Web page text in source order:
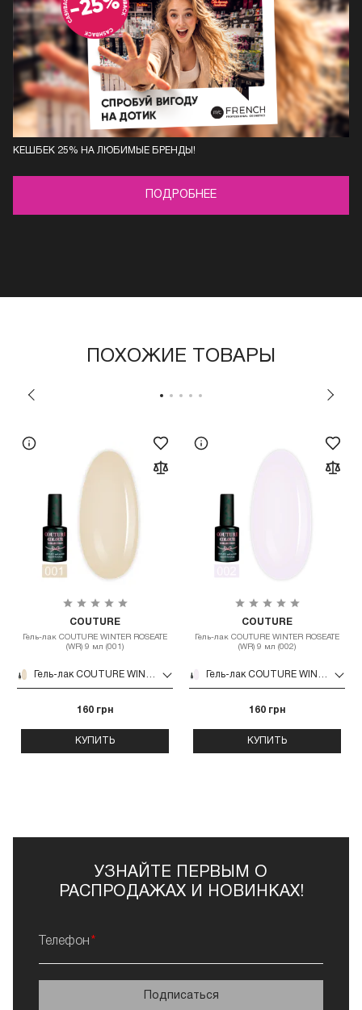
КЕШБЕК 25% НА ЛЮБИМЫЕ БРЕНДЫ!
ПОДРОБНЕЕ
ПОХОЖИЕ ТОВАРЫ
COUTURE
Гель-лак COUTURE WINTER ROSEATE
(WR) 9 мл (001)
160 грн
КУПИТЬ
COUTURE
Гель-лак COUTURE WINTER ROSEATE
(WR) 9 мл (002)
160 грн
КУПИТЬ
УЗНАЙТЕ ПЕРВЫМ О
РАСПРОДАЖАХ И НОВИНКАХ!
Телефон
Подписаться